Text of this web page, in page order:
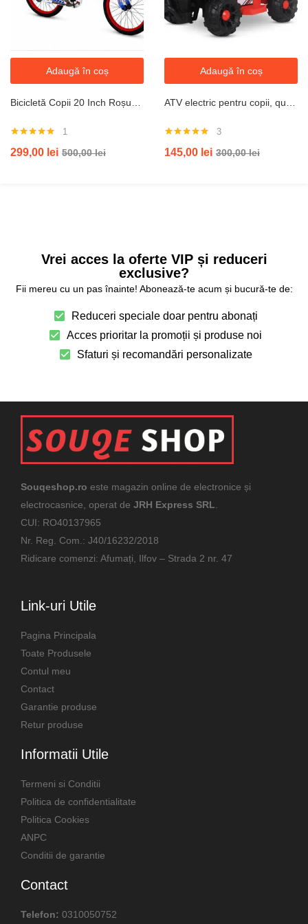
Adaugă în coș
5.00din 5
1
299,00 lei 500,00lei
Adaugă în coș
5.00din 5
3
145,00 lei 300,00lei
Vrei acces la oferte VIP și reduceri
exclusive?
Fii mereu cu un pas înainte! Abonează-te acum și bucură-te de:
Reduceri speciale doar pentru abonați
Acces prioritar la promoții și produse noi
Sfaturi și recomandări personalizate
Souqeshop.ro este magazin online de electronice și
electrocasnice, operat de JRH Express SRL
CUI: RO40137965
Nr. Reg. Com.: J40/16232/2018
Ridicare comenzi: Afumați, Ilfov – Strada 2 nr. 47
Link-uri Utile
Pagina Principala
Toate Produsele
Contul meu
Contact
Garantie produse
Retur produse
Informatii Utile
Termeni si Conditii
Politica de confidentialitate
Politica Cookies
ANPC
Conditii de garantie
Contact
Telefon: 0310050752